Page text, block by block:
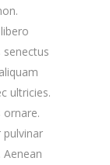
ultricies.
ornare.
pulvinar